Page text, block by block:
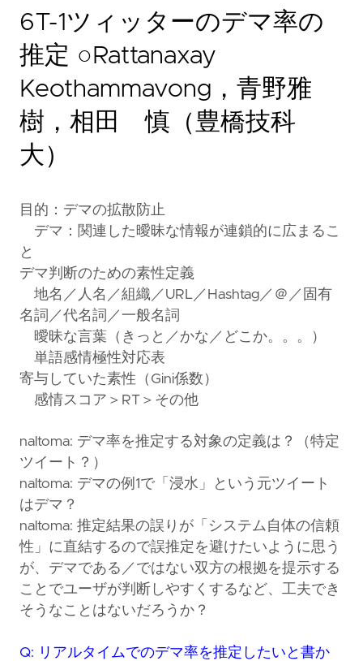
6T-1ツィッターのデマ率の
推定 ○Rattanaxay
Keothammavong，青野雅
樹，相田 慎（豊橋技科
大）
目的：デマの拡散防止
デマ：関連した曖昧な情報が連鎖的に広まるこ
と
デマ判断のための素性定義
地名／人名／組織／URL／Hashtag／＠／固有
名詞／代名詞／一般名詞
曖昧な言葉（きっと／かな／どこか。。。）
単語感情極性対応表
寄与していた素性（Gini係数）
感情スコア＞RT＞その他
naltoma: デマ率を推定する対象の定義は？（特定
ツイート？）
naltoma: デマの例1で「浸水」という元ツイート
はデマ？
naltoma: 推定結果の誤りが「システム自体の信頼
性」に直結するので誤推定を避けたいように思う
が、デマである／ではない双方の根拠を提示する
ことでユーザが判断しやすくするなど、工夫でき
そうなことはないだろうか？
Q: リアルタイムでのデマ率を推定したいと書か